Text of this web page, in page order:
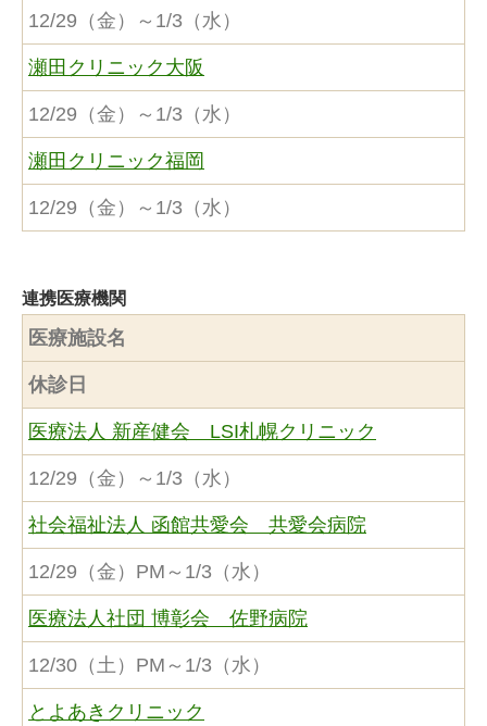
12/29（金）～1/3（水）
瀬田クリニック大阪
12/29（金）～1/3（水）
瀬田クリニック福岡
12/29（金）～1/3（水）
連携医療機関
医療施設名
休診日
医療法人 新産健会 LSI札幌クリニック
12/29（金）～1/3（水）
社会福祉法人 函館共愛会 共愛会病院
12/29（金）PM～1/3（水）
医療法人社団 博彰会 佐野病院
12/30（土）PM～1/3（水）
とよあきクリニック